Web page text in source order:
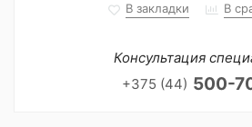
В закладки В
Консультация
+375 (44) 500-